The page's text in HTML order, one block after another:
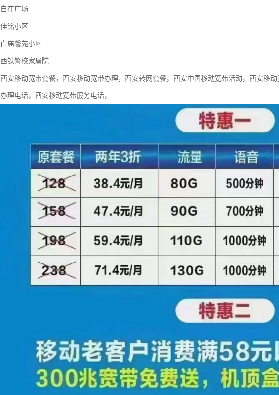
自在广场
佳铭小区
白庙馨苑小区
西铁警校家属院
西安移动宽带套餐，西安移动宽带办理，西安转网套餐，西安中国移动宽带活动，西安移
办理电话，西安移动宽带服务电话，